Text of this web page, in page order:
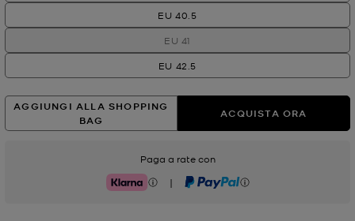
EU 40.5
EU 41
EU 42.5
AGGIUNGI ALLA SHOPPING
BAG
ACQUISTA ORA
Paga a rate con
Klarna | PayPal